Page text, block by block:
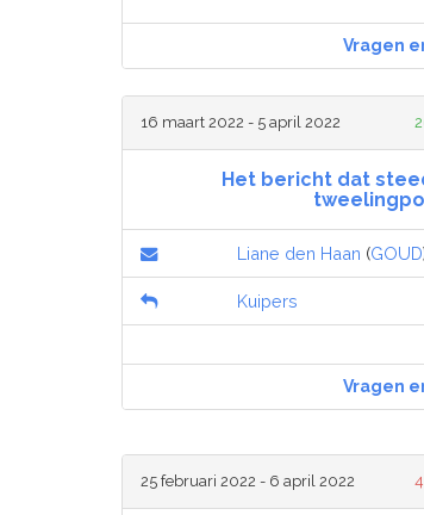
Vragen
16 maart 2022 - 5 april 2022
Het bericht dat
Liane den Haan (GOUD
Kuipers
Vragen
25 februari 2022 - 6 april 2022